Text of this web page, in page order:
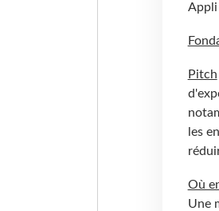
Appli
Pitch
les
Où
Une